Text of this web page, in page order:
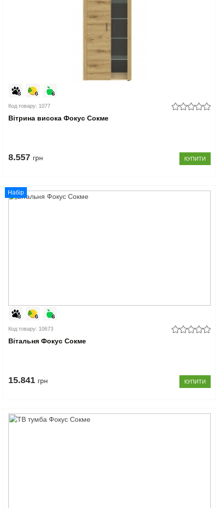
Код товару: 1077
Вітрина висока Фокус Сокме
8.557 грн КУПИТИ
Набір
Код товару: 10673
Вітальня Фокус Сокме
15.841 грн КУПИТИ